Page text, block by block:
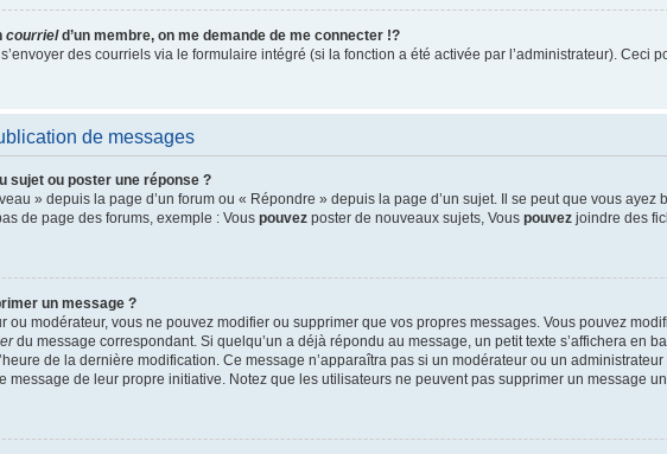
courrield’un membre, on me demande de me connecter !?
des courriels via le formulaire intégré (si la fonction a été activée par l’administrateur). Ceci
de messages
sujet ou poster une réponse ?
» depuis la page d’un forum ou « Répondre » depuis la page d’un sujet. Il se peut que vous
de page des forums, exemple : Vous pouvez poster de nouveaux sujets, Vous pouvez joindre des
un message ?
ou modérateur, vous ne pouvez modifier ou supprimer que vos propres messages. Vous pouvez
du message correspondant. Si quelqu’un a déjà répondu au message, un petit texte s’affichera en
de la dernière modification. Ce message n’apparaîtra pas si un modérateur ou un
message de leur propre initiative. Notez que les utilisateurs ne peuvent pas supprimer un message